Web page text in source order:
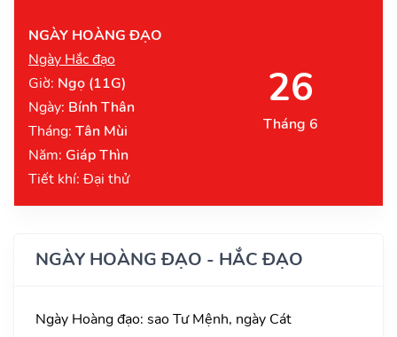
NGÀY HOÀNG ĐẠO
Ngày Hắc đạo
Giờ: Ngọ (11G)
Ngày: Bính Thân
Tháng: Tân Mùi
Năm: Giáp Thìn
Tiết khí: Đại thử
26
Tháng 6
NGÀY HOÀNG ĐẠO - HẮC ĐẠO
Ngày Hoàng đạo: sao Tư Mệnh, ngày Cát